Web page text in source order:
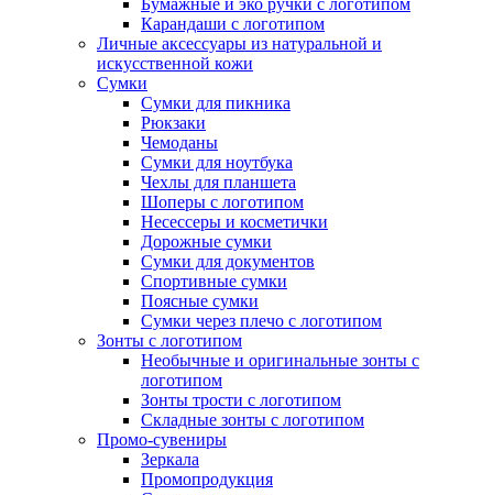
Бумажные и эко ручки с логотипом
Карандаши с логотипом
Личные аксессуары из натуральной и
искусственной кожи
Сумки
Сумки для пикника
Рюкзаки
Чемоданы
Сумки для ноутбука
Чехлы для планшета
Шоперы с логотипом
Несессеры и косметички
Дорожные сумки
Сумки для документов
Спортивные сумки
Поясные сумки
Сумки через плечо с логотипом
Зонты с логотипом
Необычные и оригинальные зонты с
логотипом
Зонты трости с логотипом
Складные зонты с логотипом
Промо-сувениры
Зеркала
Промопродукция